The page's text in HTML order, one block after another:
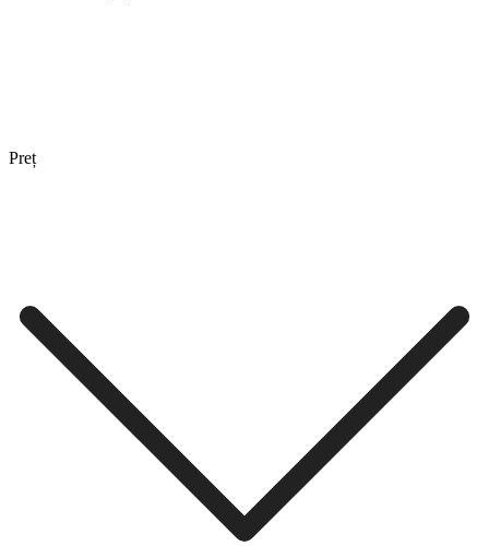
Preț